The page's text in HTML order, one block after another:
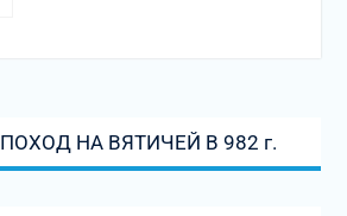
запись:
ПОХОД НА ВЯТИЧЕЙ В 982 г.